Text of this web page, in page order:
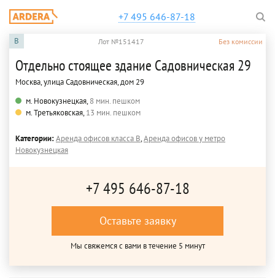
+7 495 646-87-18
B Лот №151417 Без комиссии
Отдельно стоящее здание Садовническая 29
Москва, улица Садовническая, дом 29
м. Новокузнецкая,8 мин. пешком
м. Третьяковская,13 мин. пешком
Категории:Аренда офисов класса B,Аренда офисов у метро
Новокузнецкая
+7 495 646-87-18
Оставьте заявку
Мы свяжемся с вами в течение 5 минут